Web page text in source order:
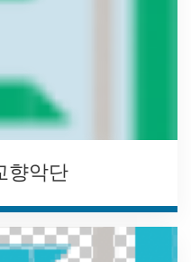
향악단